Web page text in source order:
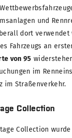
und
dort verwendet
Fahrzeugs an
von 95
im
im Straßenverkehr.
Collection
Collection